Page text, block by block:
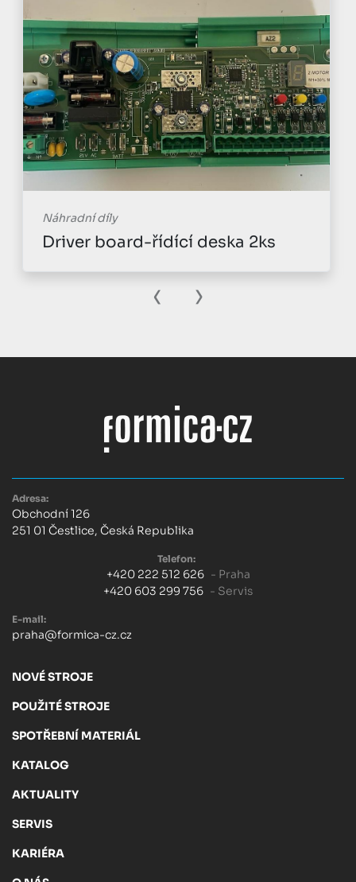
Náhradní díly
Driver board-řídící deska 2ks
‹ ›
Adresa:
Obchodní 126
251 01 Čestlice, Česká Republika
Telefon:
+420 222 512 626 - Praha
+420 603 299 756 - Servis
E-mail:
praha@formica-cz.cz
NOVÉ STROJE
POUŽITÉ STROJE
SPOTŘEBNÍ MATERIÁL
KATALOG
AKTUALITY
SERVIS
KARIÉRA